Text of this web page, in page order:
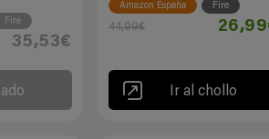
Fire
35,53€
Amazon España Fire
44,99€
Ir al chollo